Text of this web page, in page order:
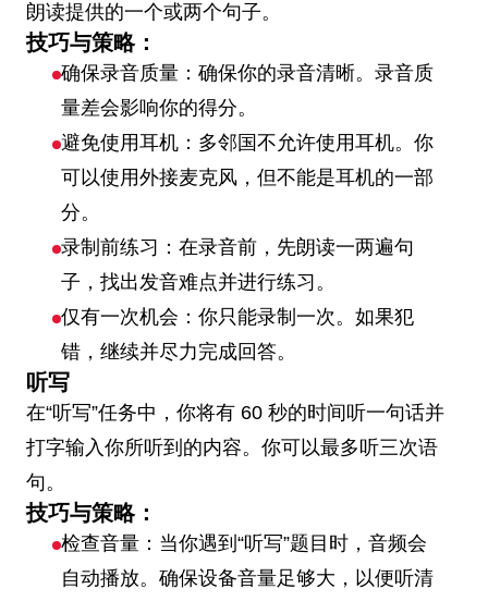
朗读提供的一个或两个句子。
技巧与策略：
确保录音质量：确保你的录音清晰。录音质
量差会影响你的得分。
避免使用耳机：多邻国不允许使用耳机。你
可以使用外接麦克风，但不能是耳机的一部
分。
录制前练习：在录音前，先朗读一两遍句
子，找出发音难点并进行练习。
仅有一次机会：你只能录制一次。如果犯
错，继续并尽力完成回答。
听写
在“听写”任务中，你将有 60 秒的时间听一句话并
打字输入你所听到的内容。你可以最多听三次语
句。
技巧与策略：
检查音量：当你遇到“听写”题目时，音频会
自动播放。确保设备音量足够大，以便听清